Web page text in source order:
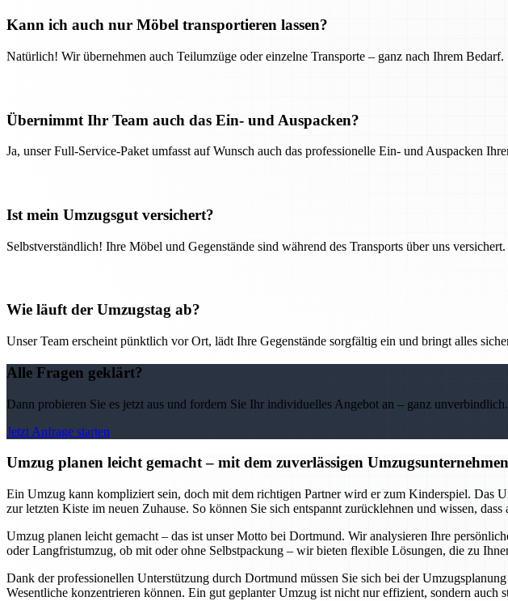
Kann ich auch nur Möbel transportieren lassen?
Natürlich! Wir übernehmen auch Teilumzüge oder einzelne Transporte – ganz nach Ihrem Bedarf.
Übernimmt Ihr Team auch das Ein- und Auspacken?
Ja, unser Full-Service-Paket umfasst auf Wunsch auch das professionelle Ein- und Auspacken
Ist mein Umzugsgut versichert?
Selbstverständlich! Ihre Möbel und Gegenstände sind während des Transports über uns versichert.
Wie läuft der Umzugstag ab?
Unser Team erscheint pünktlich vor Ort, lädt Ihre Gegenstände sorgfältig ein und bringt alles
Alle Fragen geklärt?
Dann probieren Sie es jetzt aus und fordern Sie Ihr individuelles Angebot an – ganz unverbindlich.
Jetzt Anfrage starten
Umzug planen leicht gemacht – mit dem zuverlässigen
Ein Umzug kann kompliziert sein, doch mit dem richtigen Partner wird er zum Kinderspiel. Das
zur letzten Kiste im neuen Zuhause. So können Sie sich entspannt zurücklehnen und wissen, dass
Umzug planen leicht gemacht – das ist unser Motto bei Dortmund. Wir analysieren Ihre
oder Langfristumzug, ob mit oder ohne Selbstpackung – wir bieten flexible Lösungen, die zu
Dank der professionellen Unterstützung durch Dortmund müssen Sie sich bei der
Wesentliche konzentrieren können. Ein gut geplanter Umzug ist nicht nur effizient, sondern